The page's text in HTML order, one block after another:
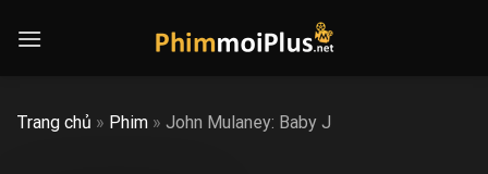
Trang chủ » Phim » John Mulaney: Baby J